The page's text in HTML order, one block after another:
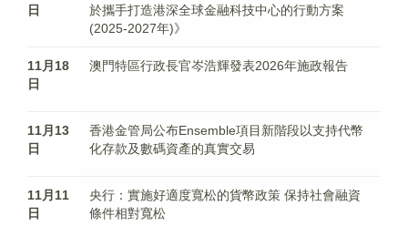
日
於攜手打造港深全球金融科技中心的行動方案
(2025-2027年)》
11月18
日
澳門特區行政長官岑浩輝發表2026年施政報告
11月13
日
香港金管局公布Ensemble項目新階段以支持代幣
化存款及數碼資產的真實交易
11月11
日
央行：實施好適度寬松的貨幣政策 保持社會融資
條件相對寬松